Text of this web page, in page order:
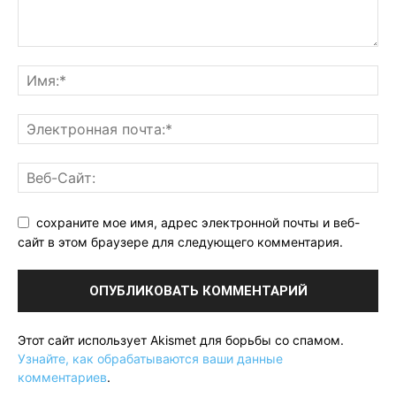
сохраните мое имя, адрес электронной почты и веб-
сайт в этом браузере для следующего комментария.
Этот сайт использует Akismet для борьбы со спамом.
Узнайте, как обрабатываются ваши данные
комментариев.